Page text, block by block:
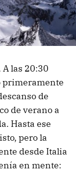
las 20:30
primeramente
de
de verano a
Hasta ese
pero la
desde Italia
en mente: